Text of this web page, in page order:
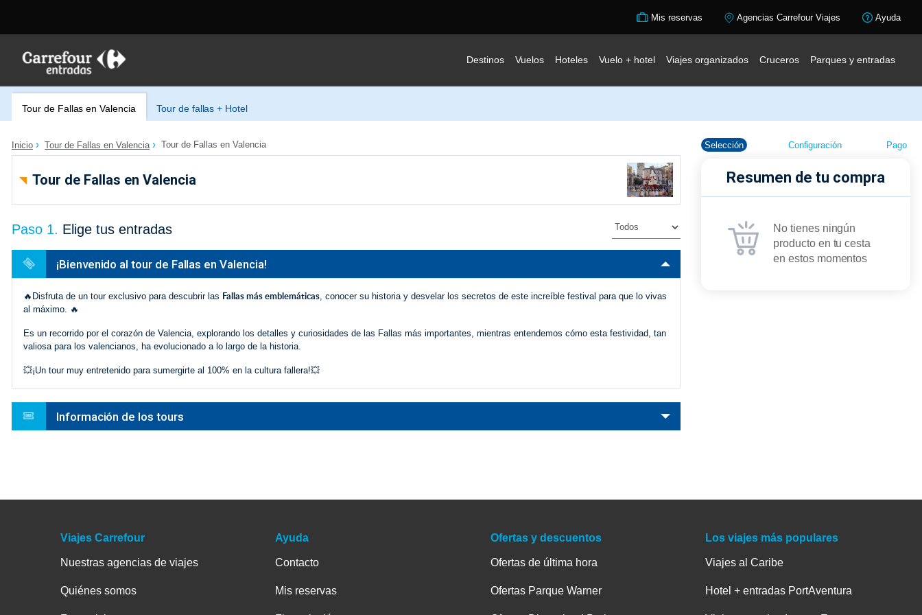
Mis reservas Agencias Carrefour Viajes Ayuda
Destinos Vuelos Hoteles Vuelo + hotel Viajes organizados Cruceros Parques y entradas
Tour de Fallas en Valencia Tour de fallas + Hotel
Inicio Tour de Fallas en Valencia Tour de Fallas en Valencia
Tour de Fallas en Valencia
Paso 1. Elige tus entradas
¡Bienvenido al tour de Fallas en Valencia!
🔥Disfruta de un tour exclusivo para descubrir las Fallas más emblemáticas , conocer su historia y desvelar los secretos de este increíble festival para que lo vivas
al máximo. 🔥
Es un recorrido por el corazón de Valencia, explorando los detalles y curiosidades de las Fallas más importantes, mientras entendemos cómo esta festividad, tan
valiosa para los valencianos, ha evolucionado a lo largo de la historia.
💥¡Un tour muy entretenido para sumergirte al 100% en la cultura fallera!💥
Información de los tours
Selección Configuración Pago
Resumen de tu compra
No tienes ningún
producto en tu cesta
en estos momentos
Viajes Carrefour
Nuestras agencias de viajes
Quiénes somos
Ayuda
Contacto
Mis reservas
Ofertas y descuentos
Ofertas de última hora
Ofertas Parque Warner
Los viajes más populares
Viajes al Caribe
Hotel + entradas PortAventura